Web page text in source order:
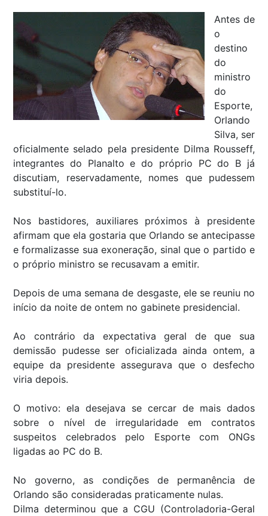
Antes de
o
destino
do
ministro
do
Esporte,
Orlando
Silva, ser
oficialmente selado pela presidente Dilma Rousseff,
integrantes do Planalto e do próprio PC do B já
discutiam, reservadamente, nomes que pudessem
substituí-lo.
Nos bastidores, auxiliares próximos à presidente
afirmam que ela gostaria que Orlando se antecipasse
e formalizasse sua exoneração, sinal que o partido e
o próprio ministro se recusavam a emitir.
Depois de uma semana de desgaste, ele se reuniu no
início da noite de ontem no gabinete presidencial.
Ao contrário da expectativa geral de que sua
demissão pudesse ser oficializada ainda ontem, a
equipe da presidente assegurava que o desfecho
viria depois.
O motivo: ela desejava se cercar de mais dados
sobre o nível de irregularidade em contratos
suspeitos celebrados pelo Esporte com ONGs
ligadas ao PC do B.
No governo, as condições de permanência de
Orlando são consideradas praticamente nulas.
Dilma determinou que a CGU (Controladoria-Geral